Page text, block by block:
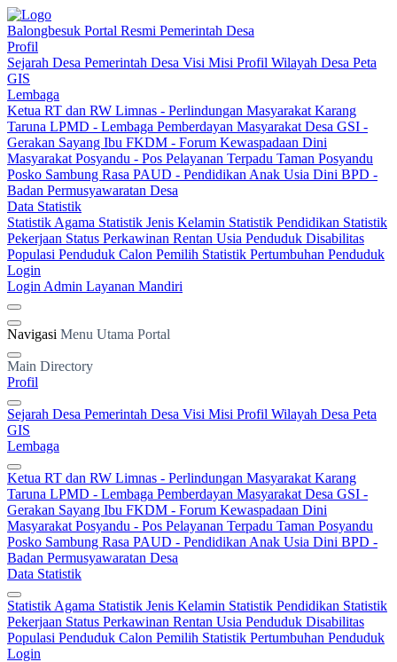
Balongbesuk Portal Resmi Pemerintah Desa
Profil
Sejarah Desa Pemerintah Desa Visi Misi Profil Wilayah Desa Peta
GIS
Lembaga
Ketua RT dan RW Limnas - Perlindungan Masyarakat Karang
Taruna LPMD - Lembaga Pemberdayan Masyarakat Desa GSI -
Gerakan Sayang Ibu FKDM - Forum Kewaspadaan Dini
Masyarakat Posyandu - Pos Pelayanan Terpadu Taman Posyandu
Posko Sambung Rasa PAUD - Pendidikan Anak Usia Dini BPD -
Badan Permusyawaratan Desa
Data Statistik
Statistik Agama Statistik Jenis Kelamin Statistik Pendidikan Statistik
Pekerjaan Status Perkawinan Rentan Usia Penduduk Disabilitas
Populasi Penduduk Calon Pemilih Statistik Pertumbuhan Penduduk
Login
Login Admin Layanan Mandiri
Navigasi Menu Utama Portal
Main Directory
Profil
Sejarah Desa Pemerintah Desa Visi Misi Profil Wilayah Desa Peta
GIS
Lembaga
Ketua RT dan RW Limnas - Perlindungan Masyarakat Karang
Taruna LPMD - Lembaga Pemberdayan Masyarakat Desa GSI -
Gerakan Sayang Ibu FKDM - Forum Kewaspadaan Dini
Masyarakat Posyandu - Pos Pelayanan Terpadu Taman Posyandu
Posko Sambung Rasa PAUD - Pendidikan Anak Usia Dini BPD -
Badan Permusyawaratan Desa
Data Statistik
Statistik Agama Statistik Jenis Kelamin Statistik Pendidikan Statistik
Pekerjaan Status Perkawinan Rentan Usia Penduduk Disabilitas
Populasi Penduduk Calon Pemilih Statistik Pertumbuhan Penduduk
Login